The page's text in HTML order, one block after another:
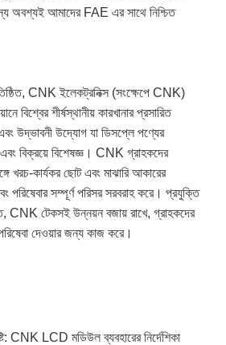
অবশ্যই আমাদের FAE এর সাথে নিশ্চিত
CNK ইলেকট্রনিক্স (সংক্ষেপে CNK)
বিশ্বের শীর্ষস্থানীয় কারখানার প্রসারিত
উদ্ভাবনী উদ্যোগ যা ডিসপ্লে পণ্যের
বিক্রয়ে বিশেষজ্ঞ। CNK গ্রাহকদের
খরচ-কার্যকর ছোট এবং মাঝারি আকারের
পরিষেবার সম্পূর্ণ পরিসর সরবরাহ করে। প্রযুক্তি
CNK টেকসই উন্নয়ন বজায় রাখে, গ্রাহকদের
দেওয়ার জন্য কাজ করে।
CNK LCD মডিউল ব্যবহারের নির্দেশিকা